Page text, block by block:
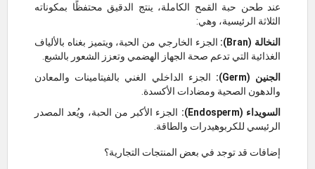
عند طحن حبة القمح الكاملة، ينتج الدقيق محتفظًا بمكوناته
الثلاثة الرئيسية، وهي:
النخالة (Bran):
الجزء الخارجي من الحبة، ويتميز بغناه بالألياف
الغذائية التي تدعم صحة الجهاز الهضمي وتعزز الشعور بالشبع.
الجنين (Germ):
الجزء الداخلي الغني بالفيتامينات والمعادن
والدهون الصحية ومضادات الأكسدة.
السويداء (Endosperm):
الجزء الأكبر من الحبة، ويُعد المصدر
الرئيسي للكربوهيدرات والطاقة.
إضافات قد توجد في بعض المنتجات التجارية؟